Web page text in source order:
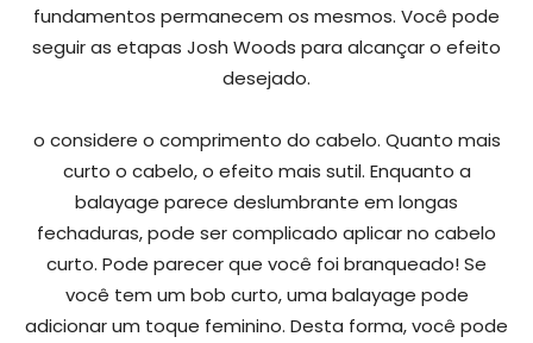
fundamentos permanecem os mesmos. Você pode
seguir as etapas Josh Woods para alcançar o efeito
desejado.
o considere o comprimento do cabelo. Quanto mais
curto o cabelo, o efeito mais sutil. Enquanto a
balayage parece deslumbrante em longas
fechaduras, pode ser complicado aplicar no cabelo
curto. Pode parecer que você foi branqueado! Se
você tem um bob curto, uma balayage pode
adicionar um toque feminino. Desta forma, você pode